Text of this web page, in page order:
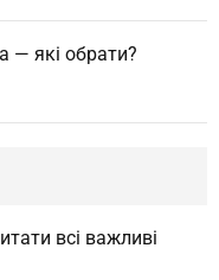
— які обрати?
всі важливі